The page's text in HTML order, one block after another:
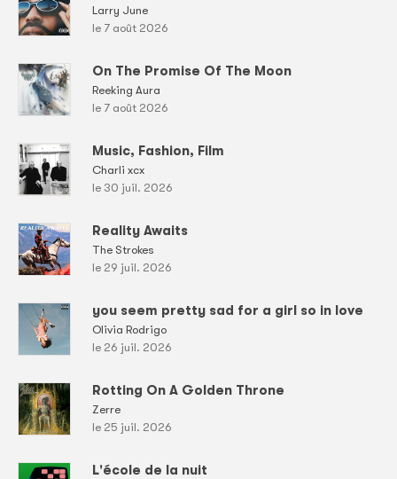
Larry June
le 7 août 2026
On The Promise Of The Moon
Reeking Aura
le 7 août 2026
Music, Fashion, Film
Charli xcx
le 30 juil. 2026
Reality Awaits
The Strokes
le 29 juil. 2026
you seem pretty sad for a girl so in love
Olivia Rodrigo
le 26 juil. 2026
Rotting On A Golden Throne
Zerre
le 25 juil. 2026
L'école de la nuit